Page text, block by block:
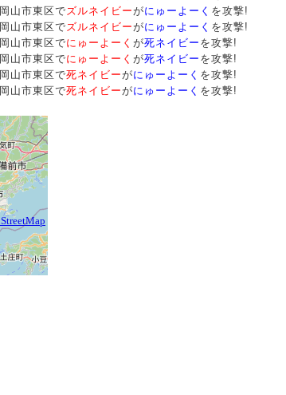
岡山市東区でズルネイビーがにゅーよーく を攻撃!
岡山市東区でズルネイビーがにゅーよーく を攻撃!
岡山市東区でにゅーよーく が死ネイビー を攻撃!
岡山市東区でにゅーよーく が死ネイビー を攻撃!
岡山市東区で死ネイビーがにゅーよーく を攻撃!
岡山市東区で死ネイビーがにゅーよーく を攻撃!